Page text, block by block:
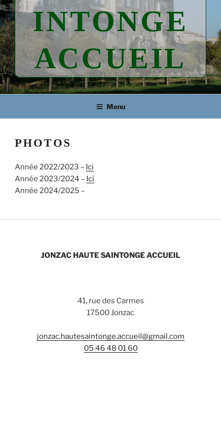
INTONGE
ACCUEIL
Menu
PHOTOS
Année 2022/2023 – Ici
Année 2023/2024 – Ici
Année 2024/2025 –
JONZAC HAUTE SAINTONGE ACCUEIL
41, rue des Carmes
17500 Jonzac
jonzac.hautesaintonge.accueil@gmail.com
05 46 48 01 60